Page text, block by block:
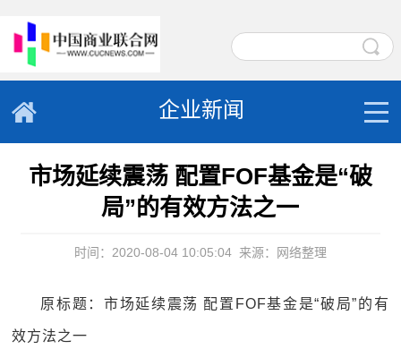
企业新闻
市场延续震荡 配置FOF基金是“破
局”的有效方法之一
时间：2020-08-04 10:05:04 来源：网络整理
原标题：市场延续震荡 配置FOF基金是“破局”的有
效方法之一